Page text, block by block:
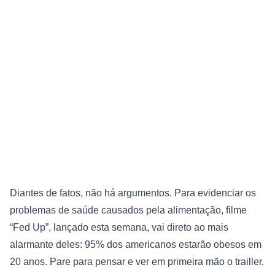
Diantes de fatos, não há argumentos. Para evidenciar os
problemas de saúde causados pela alimentação, filme
“Fed Up”, lançado esta semana, vai direto ao mais
alarmante deles: 95% dos americanos estarão obesos em
20 anos. Pare para pensar e ver em primeira mão o trailler.